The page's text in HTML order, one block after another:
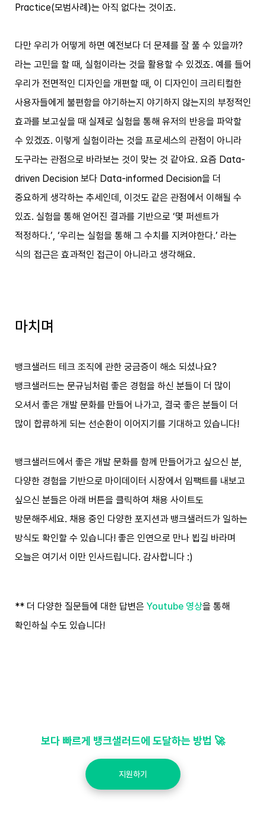
Practice(모범사례)는 아직 없다는 것이죠.
다만 우리가 어떻게 하면 예전보다 더 문제를 잘 풀 수 있을까?
라는 고민을 할 때, 실험이라는 것을 활용할 수 있겠죠. 예를 들어
우리가 전면적인 디자인을 개편할 때, 이 디자인이 크리티컬한
사용자들에게 불편함을 야기하는지 야기하지 않는지의 부정적인
효과를 보고싶을 때 실제로 실험을 통해 유저의 반응을 파악할
수 있겠죠. 이렇게 실험이라는 것을 프로세스의 관점이 아니라
도구라는 관점으로 바라보는 것이 맞는 것 같아요. 요즘 Data-
driven Decision 보다 Data-informed Decision을 더
중요하게 생각하는 추세인데, 이것도 같은 관점에서 이해될 수
있죠. 실험을 통해 얻어진 결과를 기반으로 ‘몇 퍼센트가
적정하다.’, ‘우리는 실험을 통해 그 수치를 지켜야한다.’ 라는
식의 접근은 효과적인 접근이 아니라고 생각해요.
마치며
뱅크샐러드 테크 조직에 관한 궁금증이 해소 되셨나요?
뱅크샐러드는 문규님처럼 좋은 경험을 하신 분들이 더 많이
오셔서 좋은 개발 문화를 만들어 나가고, 결국 좋은 분들이 더
많이 합류하게 되는 선순환이 이어지기를 기대하고 있습니다!
뱅크샐러드에서 좋은 개발 문화를 함께 만들어가고 싶으신 분,
다양한 경험을 기반으로 마이데이터 시장에서 임팩트를 내보고
싶으신 분들은 아래 버튼을 클릭하여 채용 사이트도
방문해주세요. 채용 중인 다양한 포지션과 뱅크샐러드가 일하는
방식도 확인할 수 있습니다! 좋은 인연으로 만나 뵙길 바라며
오늘은 여기서 이만 인사드립니다. 감사합니다 :)
** 더 다양한 질문들에 대한 답변은 Youtube 영상을 통해
확인하실 수도 있습니다!
보다 빠르게 뱅크샐러드에 도달하는 방법 🚀
지원하기